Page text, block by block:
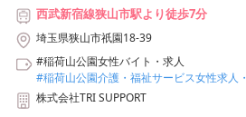
西武新宿線狭山市駅より徒歩7分
埼玉県狭山市祇園18-39
#稲荷山公園女性バイト・求人
#稲荷山公園介護・福祉サービス女性求人
株式会社TRI SUPPORT